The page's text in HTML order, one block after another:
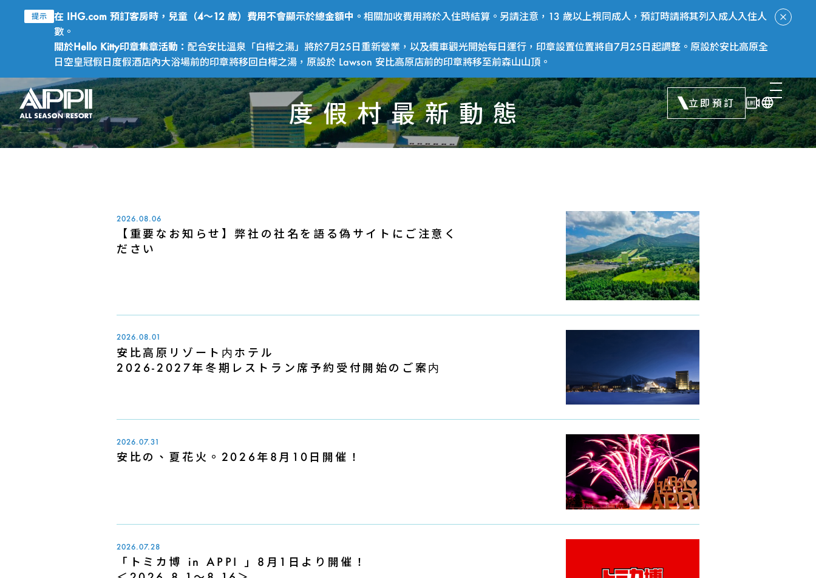
提示 在 IHG.com 預訂客房時，兒童（4～12 歲）費用不會顯示於總金額中。相關加收費用將於入住時結算。另請注意，13 歲以上視同成人，預訂時請將其列入成人入住人
數。
關於Hello Kitty印章集章活動：配合安比溫泉「白樺之湯」將於7月25日重新營業，以及纜車觀光開始每日運行，印章設置位置將自7月25日起調整。原設於安比高原全
日空皇冠假日度假酒店內大浴場前的印章將移回白樺之湯，原設於 Lawson 安比高原店前的印章將移至前森山山頂。
立即預訂
度假村最新動態
2026.08.06
【重要なお知らせ】弊社の社名を語る偽サイトにご注意く
ださい
2026.08.01
安比高原リゾート内ホテル
2026-2027年冬期レストラン席予約受付開始のご案内
2026.07.31
安比の、夏花火。2026年8月10日開催！
2026.07.28
「トミカ博 in APPI 」8月1日より開催！